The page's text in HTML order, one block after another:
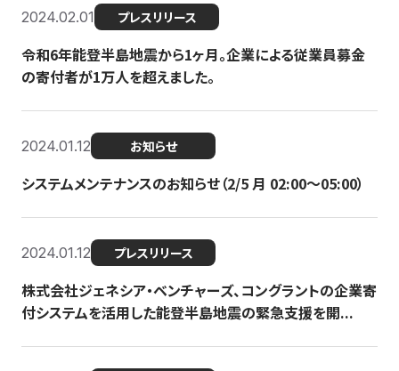
2024.02.01 プレスリリース
令和6年能登半島地震から1ヶ月。企業による従業員募金
の寄付者が1万人を超えました。
2024.01.12 お知らせ
システムメンテナンスのお知らせ（2/5 月 02:00〜05:00）
2024.01.12 プレスリリース
株式会社ジェネシア・ベンチャーズ、コングラントの企業寄
付システムを活用した能登半島地震の緊急支援を開...